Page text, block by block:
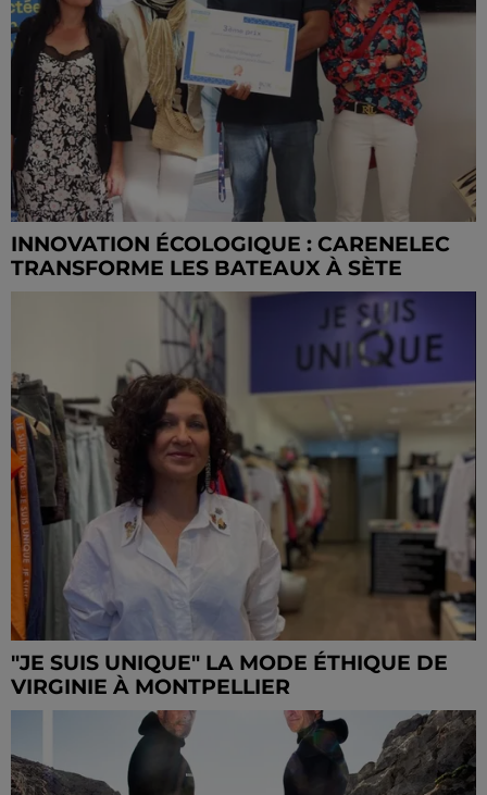
INNOVATION ÉCOLOGIQUE : CARENELEC
TRANSFORME LES BATEAUX À SÈTE
"JE SUIS UNIQUE" LA MODE ÉTHIQUE DE
VIRGINIE À MONTPELLIER